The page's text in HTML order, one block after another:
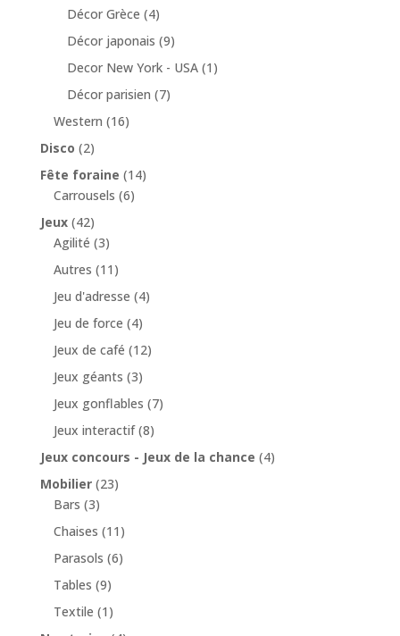
Décor Grèce (4)
Décor japonais (9)
Decor New York - USA (1)
Décor parisien (7)
Western (16)
Disco (2)
Fête foraine (14)
Carrousels (6)
Jeux (42)
Agilité (3)
Autres (11)
Jeu d'adresse (4)
Jeu de force (4)
Jeux de café (12)
Jeux géants (3)
Jeux gonflables (7)
Jeux interactif (8)
Jeux concours - Jeux de la chance (4)
Mobilier (23)
Bars (3)
Chaises (11)
Parasols (6)
Tables (9)
Textile (1)